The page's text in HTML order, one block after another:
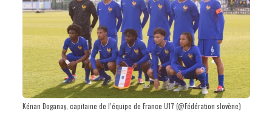
Kénan Doganay, capitaine de l’équipe de France U17 (@Fédération slovène)